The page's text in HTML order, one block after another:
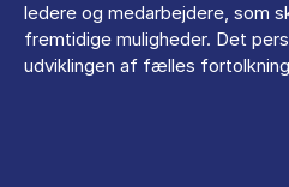
ledere og medarbejdere, som
fremtidige muligheder. Det
udviklingen af fælles